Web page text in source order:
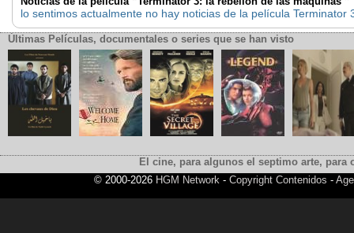
lo sentimos actualmente no hay noticias de la película Terminator
Últimas Películas, documentales o series que se han visto
El cine, para algunos el septimo arte,
© 2000-2026 HGM Network - Copyright Contenidos -